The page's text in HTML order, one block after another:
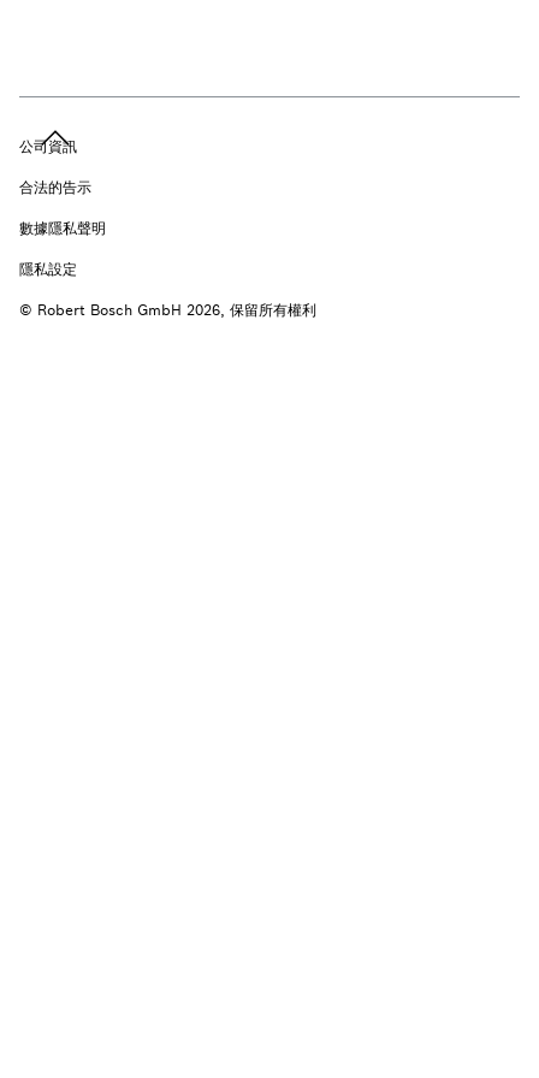
公司資訊
合法的告示
數據隱私聲明
隱私設定
© Robert Bosch GmbH 2026, 保留所有權利